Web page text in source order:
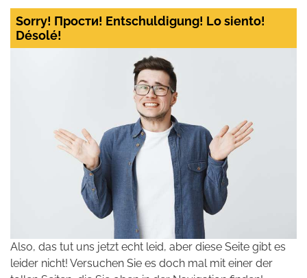
Sorry! Прости! Entschuldigung! Lo siento!
Désolé!
Also, das tut uns jetzt echt leid, aber diese Seite gibt es
leider nicht! Versuchen Sie es doch mal mit einer der